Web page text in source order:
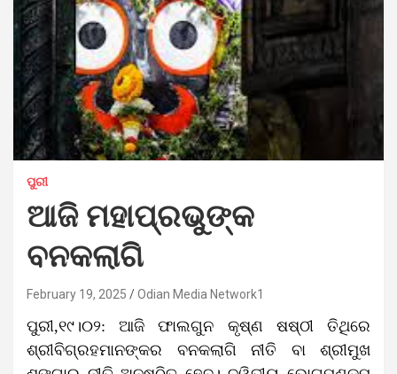
ପୁରୀ
ଆଜି ମହାପ୍ରଭୁଙ୍କ
ବନକଲାଗି
February 19, 2025 Odian Media Network1
ପୁରୀ,୧୯।୦୨: ଆଜି ଫାଲଗୁନ କୃଷ୍ଣ ଷଷ୍ଠୀ ତିଥିରେ
ଶ୍ରୀବିଗ୍ରହମାନଙ୍କର ବନକଲାଗି ନୀତି ବା ଶ୍ରୀମୁଖ